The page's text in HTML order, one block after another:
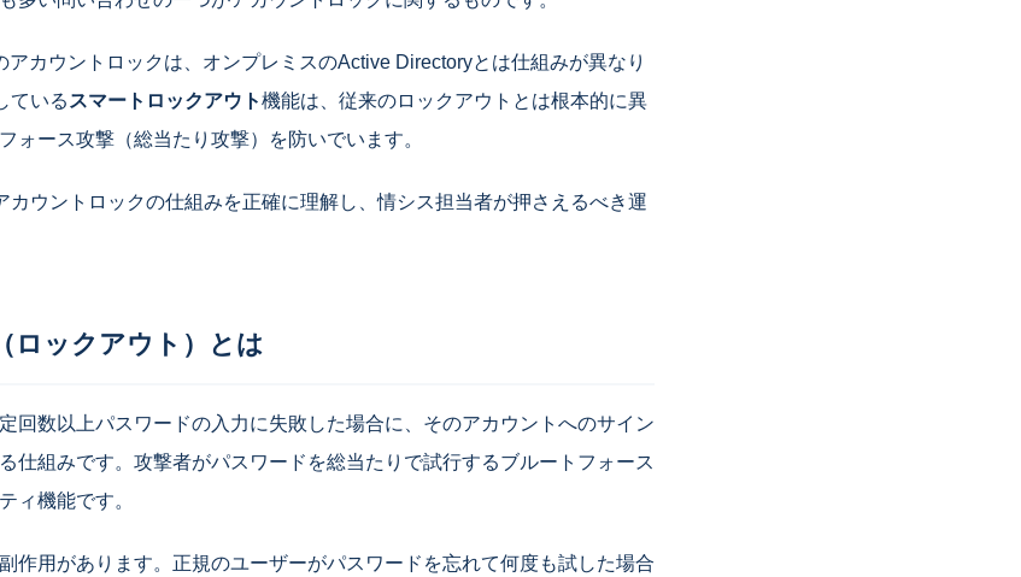
アカウントロックは、オンプレミスのActive Directoryとは仕組みが異なり
ている スマートロックアウト機能は、従来のロックアウトとは根本的に異
ォース攻撃（総当たり攻撃）を防いでいます。
カウントロックの仕組みを正確に理解し、情シス担当者が押さえるべき運
ロックアウト）とは
回数以上パスワードの入力に失敗した場合に、そのアカウントへのサイン
仕組みです。攻撃者がパスワードを総当たりで試行するブルートフォース
ィ機能です。
作用があります。正規のユーザーがパスワードを忘れて何度も試した場合